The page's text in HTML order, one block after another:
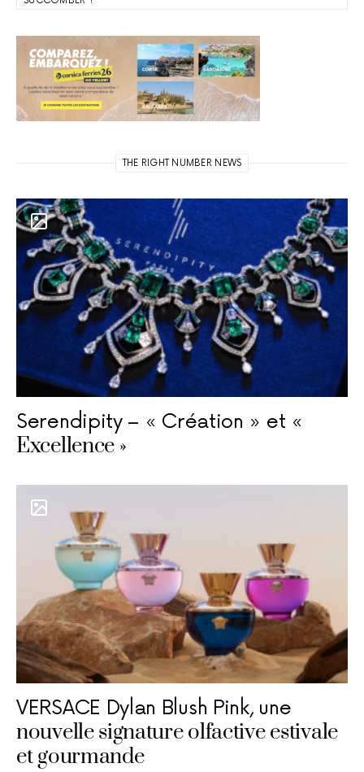
THE RIGHT NUMBER NEWS
Serendipity – « Création » et «
Excellence »
VERSACE Dylan Blush Pink, une
nouvelle signature olfactive estivale
et gourmande